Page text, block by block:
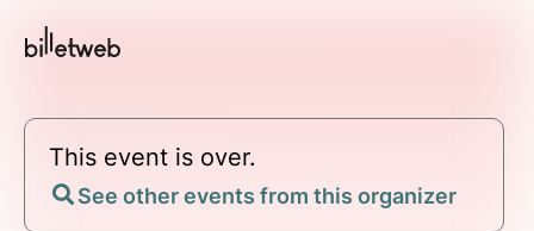
This event is over.
See other events from this organizer